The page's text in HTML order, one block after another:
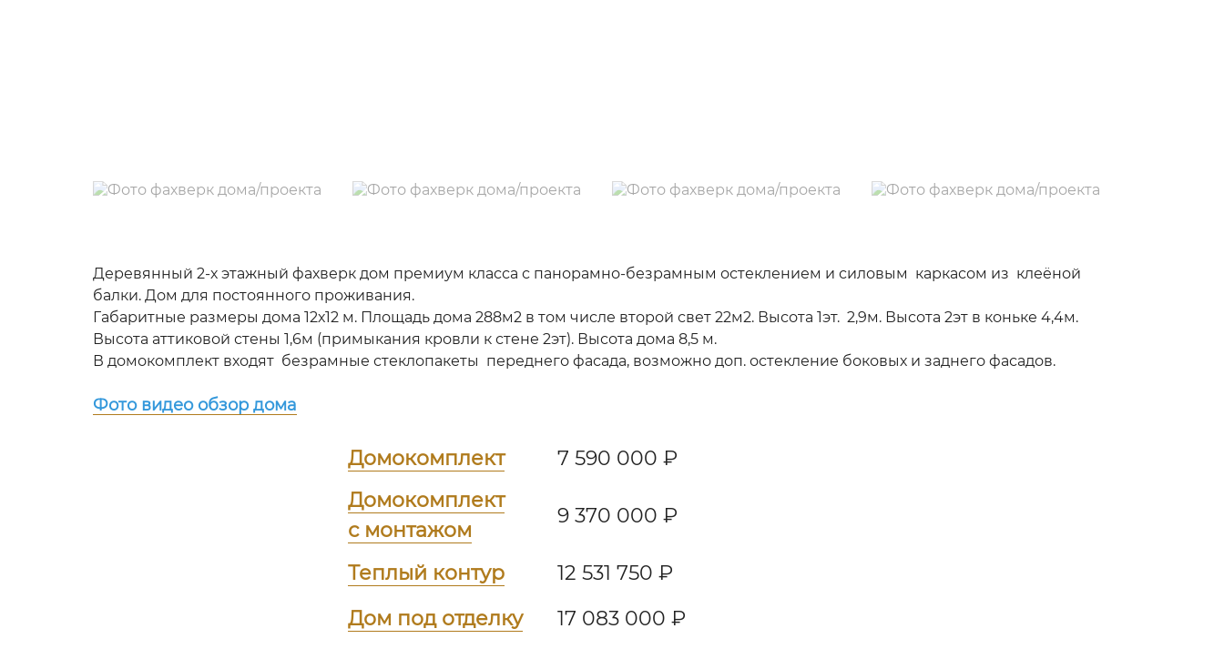
Деревянный 2-х этажный фахверк дом премиум класса с панорамно-безрамным остеклением и силовым каркасом из клеёной
балки. Дом для постоянного проживания.
Габаритные размеры дома 12х12 м. Площадь дома 288м2 в том числе второй свет 22м2. Высота 1эт. 2,9м. Высота 2эт в коньке 4,4м.
Высота аттиковой стены 1,6м (примыкания кровли к стене 2эт). Высота дома 8,5 м.
В домокомплект входят безрамные стеклопакеты переднего фасада, возможно доп. остекление боковых и заднего фасадов.
Фото видео обзор дома
Домокомплект
7 590 000 ₽
Домокомплект
с монтажом
9 370 000 ₽
Теплый контур
12 531 750 ₽
Дом под отделку
17 083 000 ₽